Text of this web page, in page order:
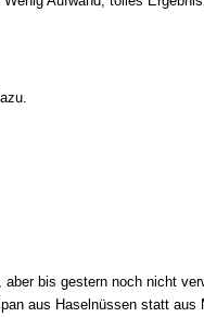
bis gestern noch nicht
aus Haselnüssen statt